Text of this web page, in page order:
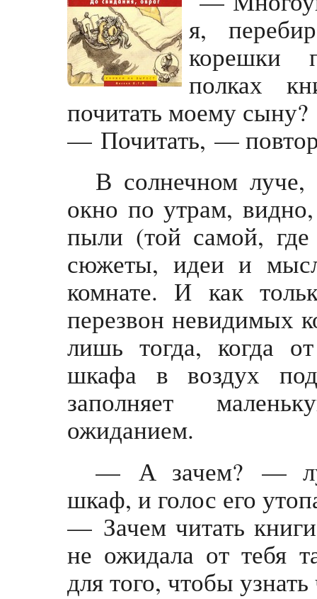
я,
корешки
полках
почитать моему сыну?
— Почитать, —
В солнечном луче,
окно по утрам,
пыли (той самой,
сюжеты, идеи и
комнате. И как
перезвон невидимых
лишь тогда, когда
шкафа в воздух
заполняет
ожиданием.
— А зачем? —
шкаф, и голос его
— Зачем читать
не ожидала от тебя
для того, чтобы